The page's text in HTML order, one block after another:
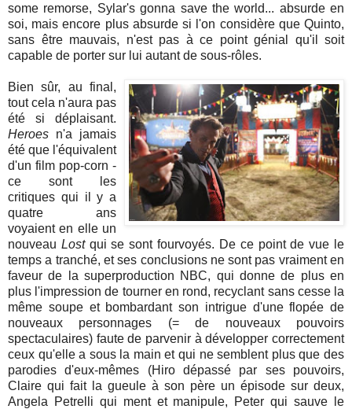
some remorse, Sylar's gonna save the world... absurde en
soi, mais encore plus absurde si l'on considère que Quinto,
sans être mauvais, n'est pas à ce point génial qu'il soit
capable de porter sur lui autant de sous-rôles.
Bien sûr, au final,
tout cela n'aura pas
été si déplaisant.
Heroes n'a jamais
été que l'équivalent
d'un film pop-corn -
ce sont les
critiques qui il y a
quatre ans
voyaient en elle un
nouveau Lostqui se sont fourvoyés. De ce point de vue le
temps a tranché, et ses conclusions ne sont pas vraiment en
faveur de la superproduction NBC, qui donne de plus en
plus l'impression de tourner en rond, recyclant sans cesse la
même soupe et bombardant son intrigue d'une flopée de
nouveaux personnages (= de nouveaux pouvoirs
spectaculaires) faute de parvenir à développer correctement
ceux qu'elle a sous la main et qui ne semblent plus que des
parodies d'eux-mêmes (Hiro dépassé par ses pouvoirs,
Claire qui fait la gueule à son père un épisode sur deux,
Angela Petrelli qui ment et manipule, Peter qui sauve le